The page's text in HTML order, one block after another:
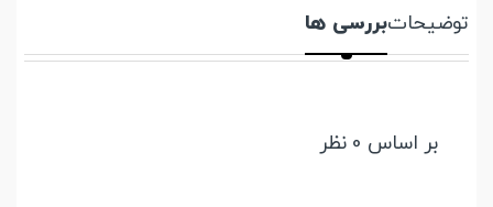
توضیحاتبررسی ها
بر اساس 0 نظر